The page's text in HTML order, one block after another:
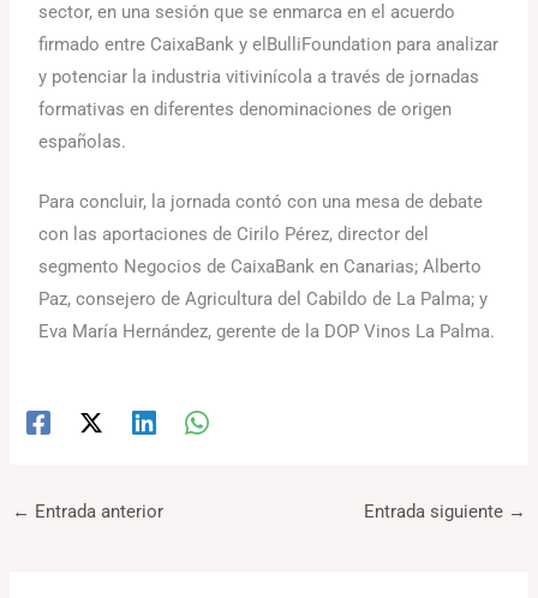
sector, en una sesión que se enmarca en el acuerdo
firmado entre CaixaBank y elBulliFoundation para analizar
y potenciar la industria vitivinícola a través de jornadas
formativas en diferentes denominaciones de origen
españolas.
Para concluir, la jornada contó con una mesa de debate
con las aportaciones de Cirilo Pérez, director del
segmento Negocios de CaixaBank en Canarias; Alberto
Paz, consejero de Agricultura del Cabildo de La Palma; y
Eva María Hernández, gerente de la DOP Vinos La Palma.
← Entrada anterior Entrada siguiente →